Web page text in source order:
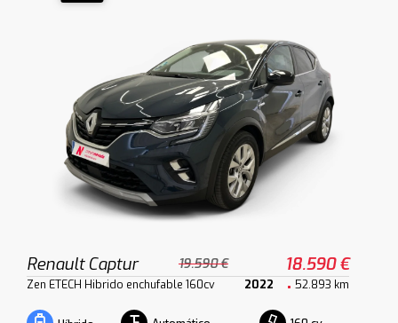
Renault Captur 19.590 € 18.590 €
Zen ETECH Hibrido enchufable 160cv 2022 52.893 km